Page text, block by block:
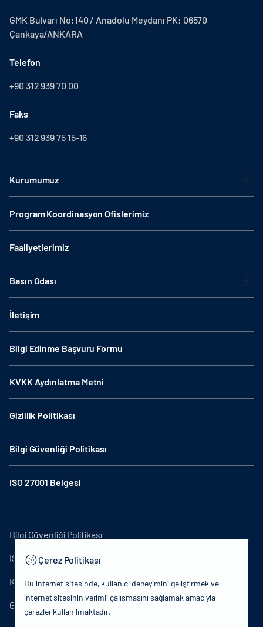
GMK Bulvarı No:140 / Anadolu Meydanı PK: 06570
Çankaya/ANKARA
Telefon
+90 312 939 70 00
Faks
+90 312 939 75 15-16
Kurumumuz
Program Koordinasyon Ofislerimiz
Faaliyetlerimiz
Basın Odası
İletişim
Bilgi Edinme Başvuru Formu
KVKK Aydınlatma Metni
Gizlilik Politikası
Bilgi Güvenliği Politikası
ISO 27001 Belgesi
Bilgi Güvenliği Politikası
ISO27001
KVKK Aydınlatma Metni
Gizlilik Politikası
Çerez Politikası
Bu internet sitesinde, kullanıcı deneyimini geliştirmek ve
internet sitesinin verimli çalışmasını sağlamak amacıyla
çerezler kullanılmaktadır.